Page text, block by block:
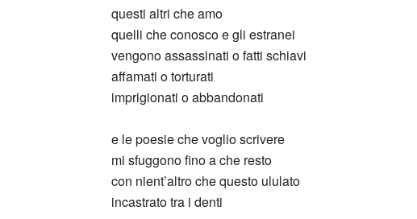
questi altri che amo
quelli che conosco e gli estranei
vengono assassinati o fatti schiavi
affamati o torturati
imprigionati o abbandonati
e le poesie che voglio scrivere
mi sfuggono fino a che resto
con nient’altro che questo ululato
incastrato tra i denti